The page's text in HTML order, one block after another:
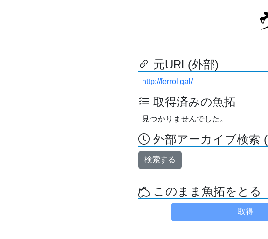
元URL(外部)
http://ferrol.gal/
取得済みの魚拓
見つかりませんでした。
外部アーカイブ検索 (
検索する
このまま魚拓をとる